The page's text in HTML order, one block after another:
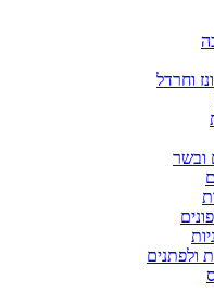
וחרדל
ובשר
ולפתנים